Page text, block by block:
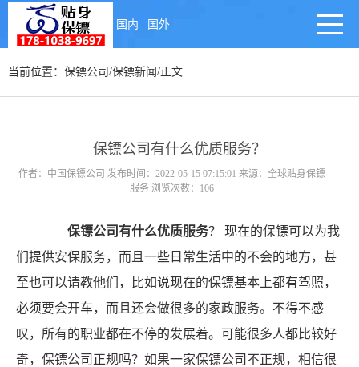
国内 | 国外
当前位置： 保镖公司 /保镖新闻 /正文
保镖公司有什么优质服务？
作者：中国保镖公司 发布时间：2022-05-15 07:15:01 来源：全球贴身保镖
服务 浏览次数：106
保镖公司有什么优质服务？ 现在的保镖可以为我
们提供安保服务，而且一些日常生活中的不会的地方，甚
至也可以请教他们，比如说现在的保镖基本上都有驾照，
必须要会开车，而且还会做很多的家政服务。不得不感
叹，所有的职业都在不停的发展着。可能很多人都比较好
奇，保镖公司正规吗？如果一家保镖公司不正规，相信很